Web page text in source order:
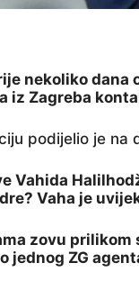
nekoliko dana
iz Zagreba
podijelio je na
Vahida
Vaha je
zovu
jednog ZG